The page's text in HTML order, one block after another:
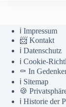
ℹ️ Impressum
📨 Kontakt
ℹ️ Datenschutz
ℹ️ Cookie-
⚰️ In
ℹ️ Sitemap
🍪
ℹ️ Historie der